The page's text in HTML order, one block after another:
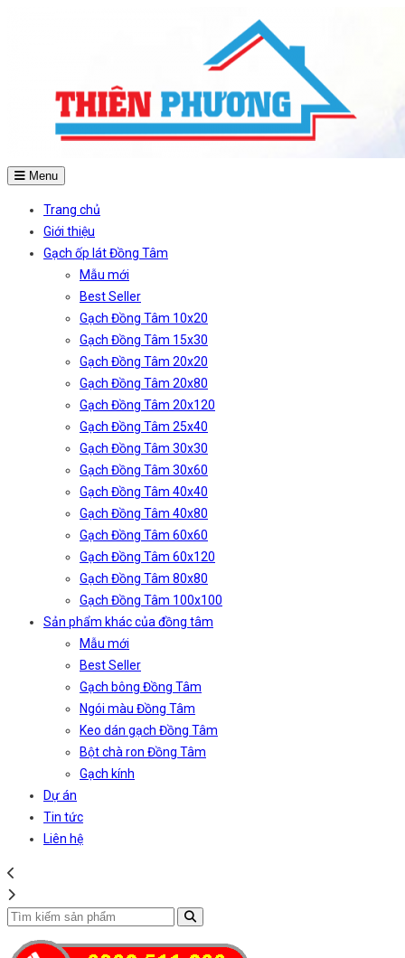
Menu
Trang chủ
Giới thiệu
Gạch ốp lát Đồng Tâm
Mẫu mới
Best Seller
Gạch Đồng Tâm 10x20
Gạch Đồng Tâm 15x30
Gạch Đồng Tâm 20x20
Gạch Đồng Tâm 20x80
Gạch Đồng Tâm 20x120
Gạch Đồng Tâm 25x40
Gạch Đồng Tâm 30x30
Gạch Đồng Tâm 30x60
Gạch Đồng Tâm 40x40
Gạch Đồng Tâm 40x80
Gạch Đồng Tâm 60x60
Gạch Đồng Tâm 60x120
Gạch Đồng Tâm 80x80
Gạch Đồng Tâm 100x100
Sản phẩm khác của đồng tâm
Mẫu mới
Best Seller
Gạch bông Đồng Tâm
Ngói màu Đồng Tâm
Keo dán gạch Đồng Tâm
Bột chà ron Đồng Tâm
Gạch kính
Dự án
Tin tức
Liên hệ